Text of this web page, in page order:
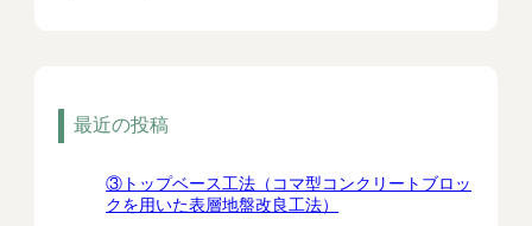
最近の投稿
③トップベース工法（コマ型コンクリートブロッ
クを用いた表層地盤改良工法）